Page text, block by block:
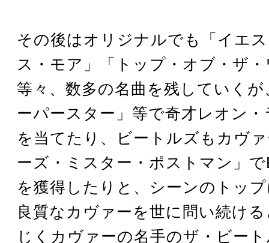
その後はオリジナルでも「イエ
ス・モア」「トップ・オブ・ザ
等々、数多の名曲を残していく
ーパースター」等で奇才レオン
を当てたり、ビートルズもカヴ
ーズ・ミスター・ポストマン」
を獲得したりと、シーンのトッ
良質なカヴァーを世に問い続け
じくカヴァーの名手のザ・ビー